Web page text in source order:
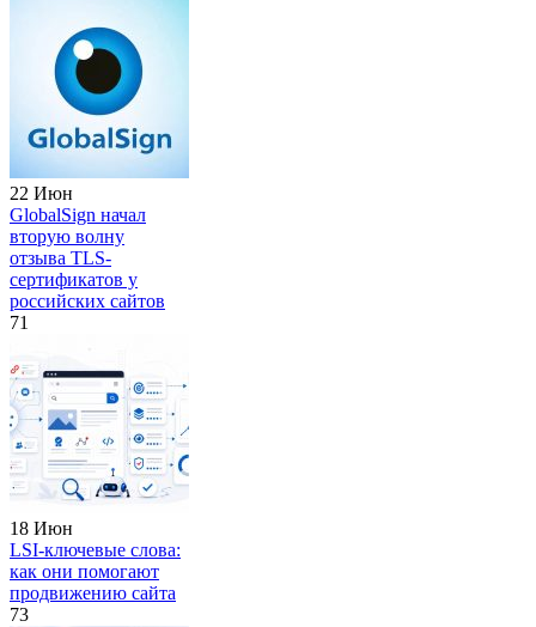
22 Июн
GlobalSign начал
вторую волну
отзыва TLS-
сертификатов у
российских сайтов
71
18 Июн
LSI-ключевые слова:
как они помогают
продвижению сайта
73